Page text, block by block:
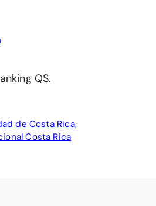
QS.
de Costa Rica,
Costa Rica